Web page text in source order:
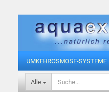
UMKEHROSMOSE-SYSTEME
Alle